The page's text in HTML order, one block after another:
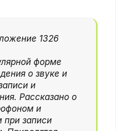
1326
форме
о звуке и
и
Рассказано о
и
при записи